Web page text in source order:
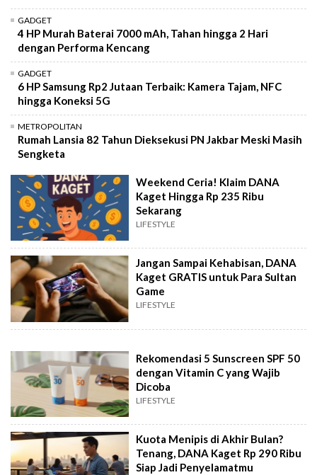
GADGET
4 HP Murah Baterai 7000 mAh, Tahan hingga 2 Hari
dengan Performa Kencang
GADGET
6 HP Samsung Rp2 Jutaan Terbaik: Kamera Tajam, NFC
hingga Koneksi 5G
METROPOLITAN
Rumah Lansia 82 Tahun Dieksekusi PN Jakbar Meski Masih
Sengketa
Weekend Ceria! Klaim DANA
Kaget Hingga Rp 235 Ribu
Sekarang
LIFESTYLE
Jangan Sampai Kehabisan, DANA
Kaget GRATIS untuk Para Sultan
Game
LIFESTYLE
Rekomendasi 5 Sunscreen SPF 50
dengan Vitamin C yang Wajib
Dicoba
LIFESTYLE
Kuota Menipis di Akhir Bulan?
Tenang, DANA Kaget Rp 290 Ribu
Siap Jadi Penyelamatmu